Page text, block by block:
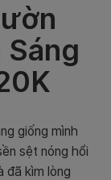
Sáng
giống mình
sệt nóng hổi
đã kìm lòng